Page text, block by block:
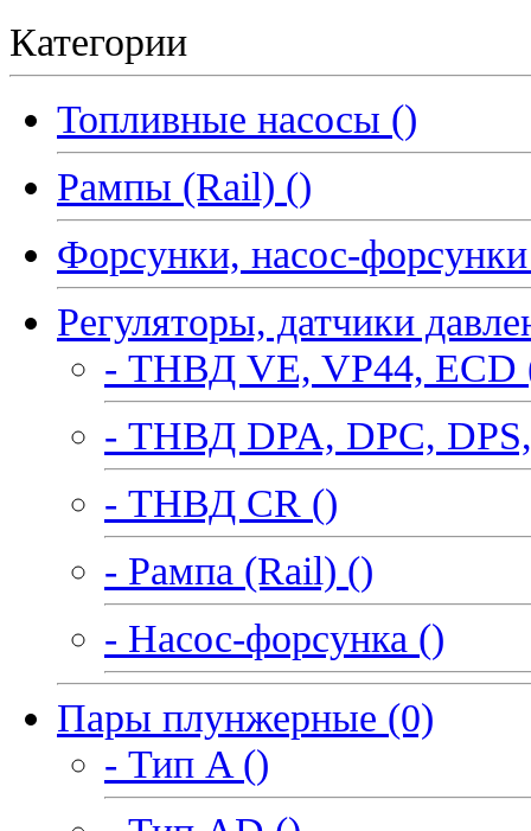
Категории
Топливные насосы ()
Рампы (Rail) ()
Форсунки, насос-
Регуляторы, датчики
- ТНВД VE, VP44, ECD
- ТНВД DPA, DPC,
- ТНВД CR ()
- Рампа (Rail) ()
- Насос-форсунка ()
Пары плунжерные (0)
- Тип A ()